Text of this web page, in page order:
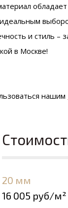
и стиль –
в Москве!
нашим
20 мм
16 005 руб/м²